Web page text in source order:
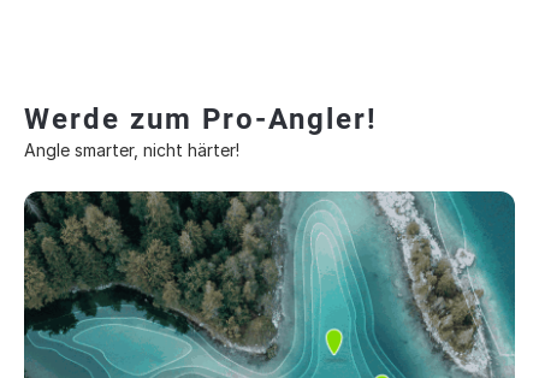
Werde zum Pro-Angler!
Angle smarter, nicht härter!